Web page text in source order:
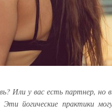
Или у вас есть партнер, но
Эти йогические практики